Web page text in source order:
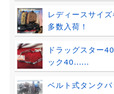
レディースサイ
多数入荷！
ドラッグスター
ック40......
ベルト式タンクバ